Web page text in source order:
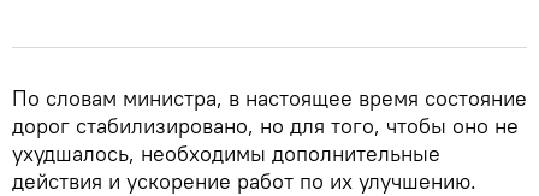
По словам министра, в настоящее время состояние
дорог стабилизировано, но для того, чтобы оно не
ухудшалось, необходимы дополнительные
действия и ускорение работ по их улучшению.